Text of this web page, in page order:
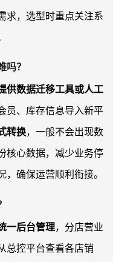
求，选型时重点关注系
吗？
供数据迁移工具或人工
员、库存信息导入新平
转换，一般不会出现数
核心数据，减少业务停
确保运营顺利衔接。
一后台管理，分店营业
总控平台查看各店销